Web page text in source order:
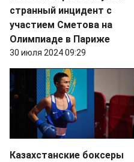
странный инцидент с
участием Сметова на
Олимпиаде в Париже
30 июля 2024 09:29
Казахстанские боксеры